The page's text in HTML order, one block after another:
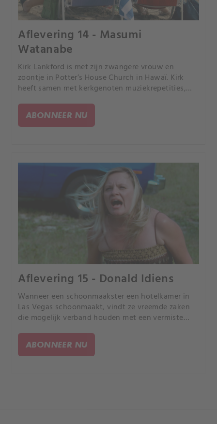
Aflevering 14 - Masumi
Watanabe
Kirk Lankford is met zijn zwangere vrouw en
zoontje in Potter’s House Church in Hawaï. Kirk
heeft samen met kerkgenoten muziekrepetities,
van het lijk van iemand die hij eerder die dag heeft
vermoord.
ABONNEER NU
Aflevering 15 - Donald Idiens
Wanneer een schoonmaakster een hotelkamer in
Las Vegas schoonmaakt, vindt ze vreemde zaken
die mogelijk verband houden met een vermiste
ongeïdentificeerd lichaam in het trappenhuis een
etage lager.
ABONNEER NU